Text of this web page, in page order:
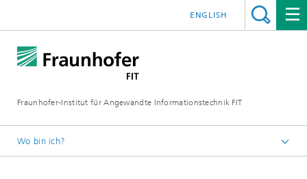
Fraunhofer-Institut für Angewandte Informationstechnik FIT
ENGLISH
Wo bin ich?